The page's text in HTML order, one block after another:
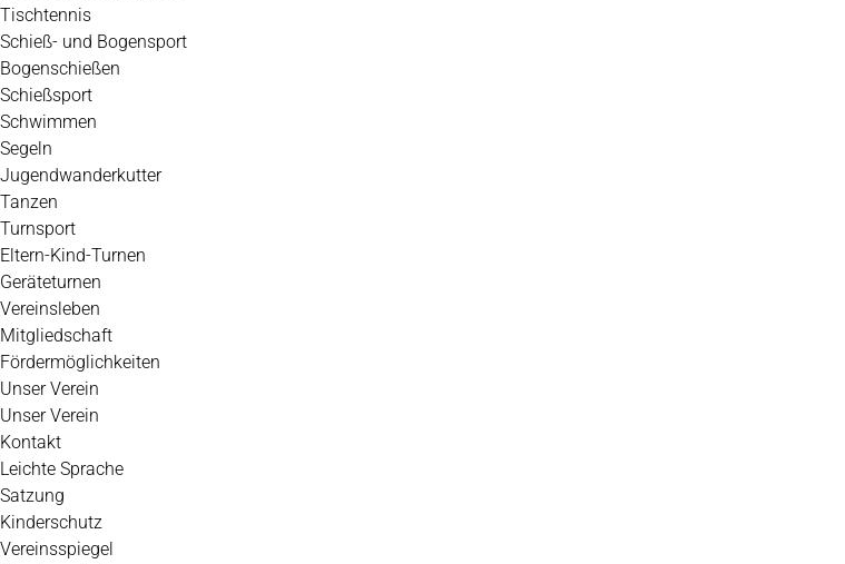
Tischtennis
Schieß- und Bogensport
Bogenschießen
Schießsport
Schwimmen
Segeln
Jugendwanderkutter
Tanzen
Turnsport
Eltern-Kind-Turnen
Geräteturnen
Vereinsleben
Mitgliedschaft
Fördermöglichkeiten
Unser Verein
Unser Verein
Kontakt
Leichte Sprache
Satzung
Kinderschutz
Vereinsspiegel